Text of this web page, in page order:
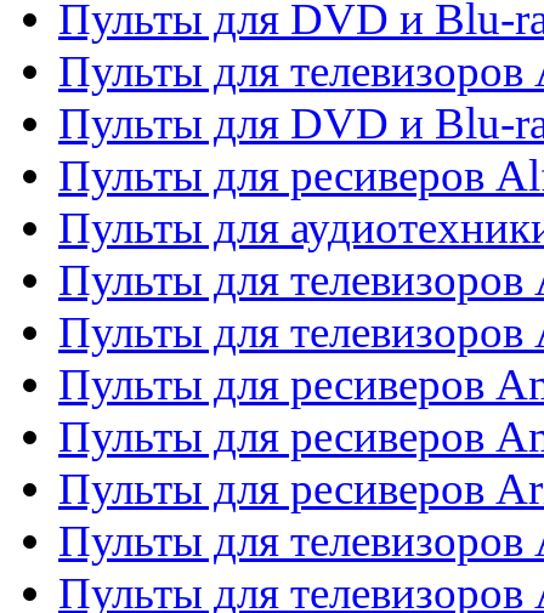
Пульты для DVD и Blu-
Пульты для
Пульты для DVD и Blu-
Пульты для ресиверов
Пульты для
Пульты для
Пульты для
Пульты для ресиверов
Пульты для ресиверов
Пульты для ресиверов
Пульты для
Пульты для телевизоров